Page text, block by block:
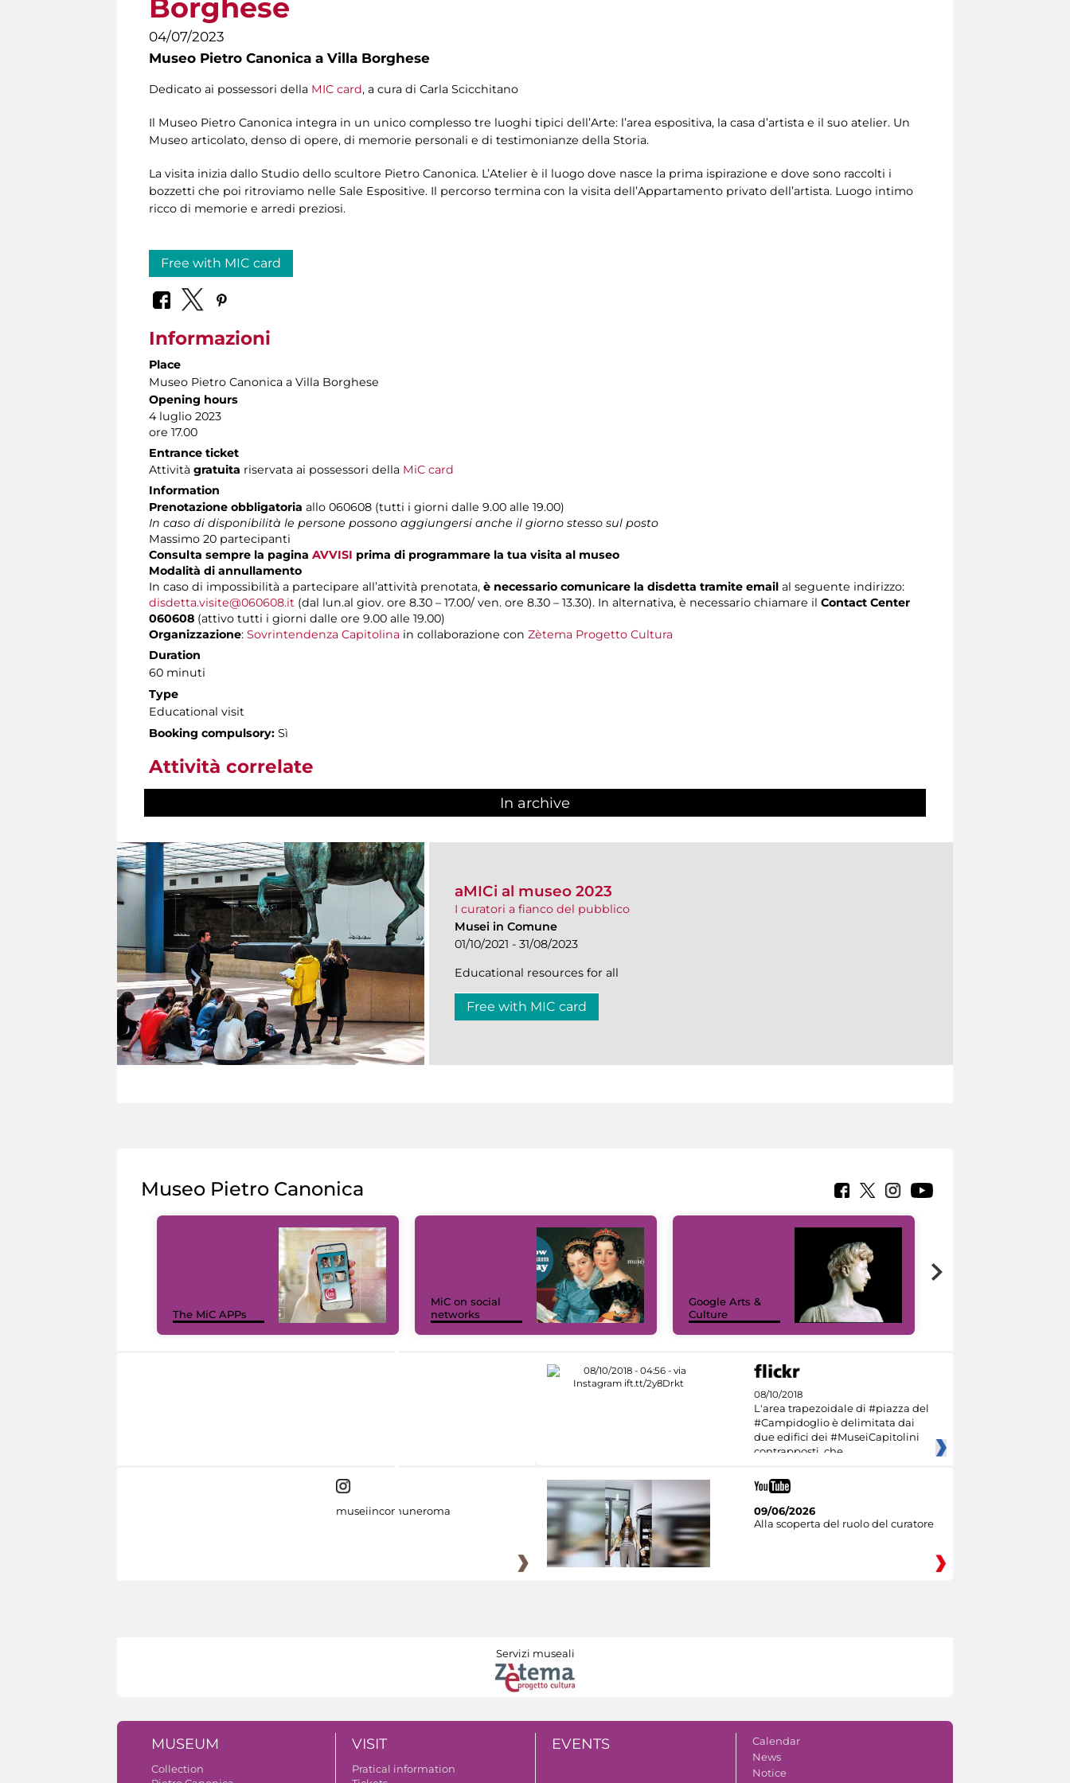
Borghese
04/07/2023
Museo Pietro Canonica a Villa Borghese
Dedicato ai possessori della MIC card, a cura di Carla Scicchitano
Il Museo Pietro Canonica integra in un unico complesso tre luoghi tipici dell’Arte: l’area espositiva, la casa d’artista e il suo atelier. Un
Museo articolato, denso di opere, di memorie personali e di testimonianze della Storia.
La visita inizia dallo Studio dello scultore Pietro Canonica. L’Atelier è il luogo dove nasce la prima ispirazione e dove sono raccolti i
bozzetti che poi ritroviamo nelle Sale Espositive. Il percorso termina con la visita dell’Appartamento privato dell’artista. Luogo intimo
ricco di memorie e arredi preziosi.
Free with MIC card
Informazioni
Place
Museo Pietro Canonica a Villa Borghese
Opening hours
4 luglio 2023
ore 17.00
Entrance ticket
Attività gratuita riservata ai possessori della MiC card
Information
Prenotazione obbligatoria allo 060608 (tutti i giorni dalle 9.00 alle 19.00)
In caso di disponibilità le persone possono aggiungersi anche il giorno stesso sul posto
Massimo 20 partecipanti
Consulta sempre la pagina AVVISI prima di programmare la tua visita al museo
Modalità di annullamento
In caso di impossibilità a partecipare all’attività prenotata, è necessario comunicare la disdetta tramite email al seguente indirizzo:
disdetta.visite@060608.it (dal lun.al giov. ore 8.30 – 17.00/ ven. ore 8.30 – 13.30). In alternativa, è necessario chiamare il Contact Center
060608 (attivo tutti i giorni dalle ore 9.00 alle 19.00)
Organizzazione: Sovrintendenza Capitolina in collaborazione con Zètema Progetto Cultura
Duration
60 minuti
Type
Educational visit
Booking compulsory: Sì
Attività correlate
In archive
aMICi al museo 2023
I curatori a fianco del pubblico
Musei in Comune
01/10/2021 - 31/08/2023
Educational resources for all
Free with MIC card
Museo Pietro Canonica
The MiC APPs
MiC on social
networks
Google Arts &
Culture
08/10/2018
L'area trapezoidale di #piazza del
#Campidoglio è delimitata dai
due edifici dei #MuseiCapitolini
contrapposti, che
museiincomuneroma
09/06/2026
Alla scoperta del ruolo del curatore
Servizi museali
MUSEUM
Collection
VISIT
Pratical information
EVENTS
Calendar
News
Notice